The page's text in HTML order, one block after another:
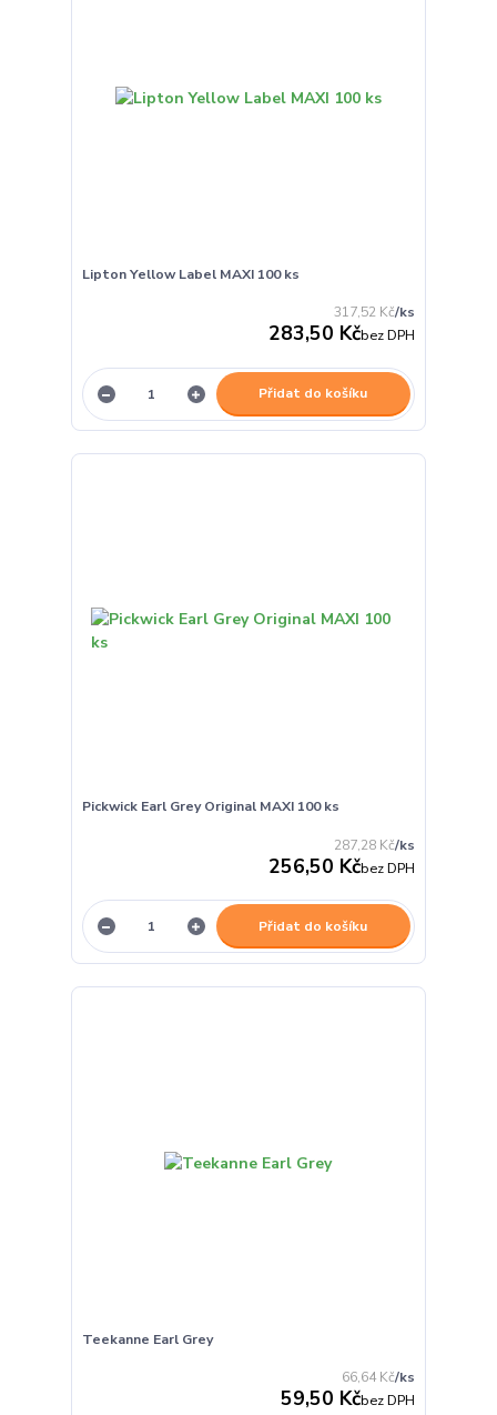
Lipton Yellow Label MAXI 100 ks
317,52 Kč/ks
283,50 Kčbez DPH
Přidat do košíku
Pickwick Earl Grey Original MAXI 100 ks
287,28 Kč/ks
256,50 Kčbez DPH
Přidat do košíku
Teekanne Earl Grey
66,64 Kč/ks
59,50 Kčbez DPH